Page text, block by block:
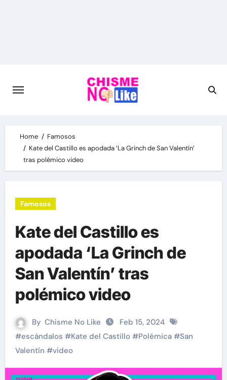
Home
Famosos
Kate del Castillo es apodada ‘La Grinch de San Valentín’
tras polémico video
Famosos
Kate del Castillo es
apodada ‘La Grinch de
San Valentín’ tras
polémico video
By Chisme No Like
Feb 15, 2024
#escándalos #Kate del Castillo#Polémica#San
Valentín #video